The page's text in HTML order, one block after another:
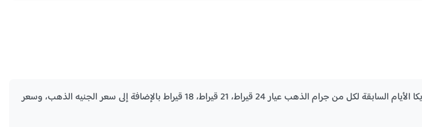
في الجدول التالي نستعرض لكم اسعار الذهب في كوستاريكا الأيام السابقة لكل من جرام الذهب عيار 24 قيراط، 21 قيراط، 18 قيراط بالإضافة إلى سعر الجنيه الذهب، وسعر